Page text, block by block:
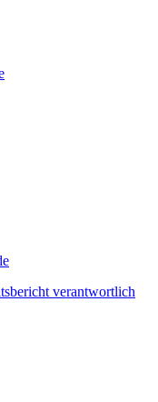
verantwortlich